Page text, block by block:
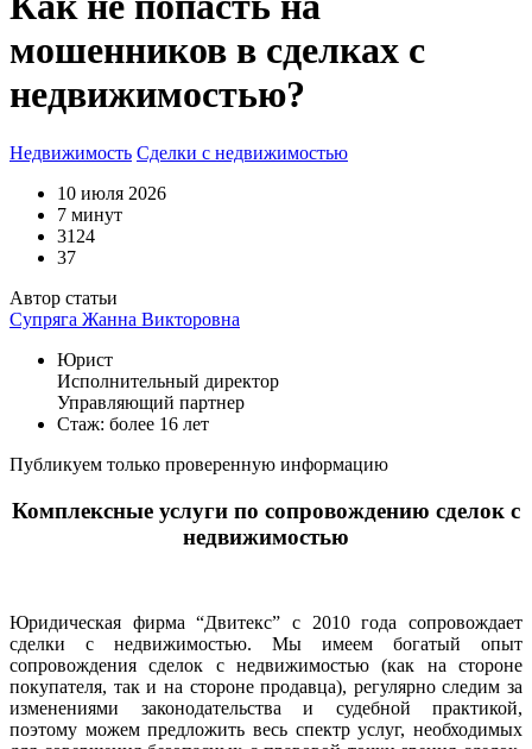
мошенников в сделках с
недвижимостью?
Недвижимость Сделки с недвижимостью
10 июля 2026
7 минут
3124
37
Автор статьи
Супряга Жанна Викторовна
Юрист
Исполнительный директор
Управляющий партнер
Стаж: более 16 лет
Публикуем только проверенную информацию
Комплексные услуги по сопровождению сделок с
недвижимостью
Юридическая фирма “Двитекс” с 2010 года сопровождает
сделки с недвижимостью. Мы имеем богатый опыт
сопровождения сделок с недвижимостью (как на стороне
покупателя, так и на стороне продавца), регулярно следим за
изменениями законодательства и судебной практикой,
поэтому можем предложить весь спектр услуг, необходимых